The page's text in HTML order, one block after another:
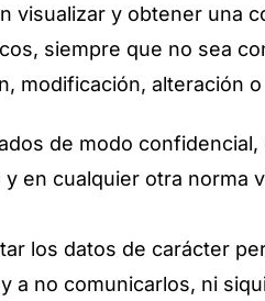
y obtener una
siempre que no sea
modificación, alteración
de modo
y en cualquier otra
los datos de carácter
no comunicarlos, ni